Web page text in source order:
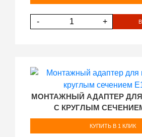
- +
МОНТАЖНЫЙ АДАПТЕР
С КРУГЛЫМ СЕЧЕНИЕМ
КУПИТЬ В 1 КЛИК